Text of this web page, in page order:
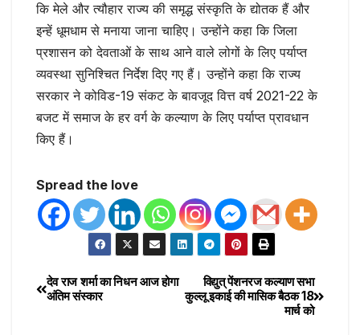
कि मेले और त्यौहार राज्य की समृद्ध संस्कृति के द्योतक हैं और
इन्हें धूमधाम से मनाया जाना चाहिए। उन्होंने कहा कि जिला
प्रशासन को देवताओं के साथ आने वाले लोगों के लिए पर्याप्त
व्यवस्था सुनिश्चित निर्देश दिए गए हैं। उन्होंने कहा कि राज्य
सरकार ने कोविड-19 संकट के बावजूद वित्त वर्ष 2021-22 के
बजट में समाज के हर वर्ग के कल्याण के लिए पर्याप्त प्रावधान
किए हैं।
Spread the love
विद्युत् पेंशनरज कल्याण सभा
कुल्लू इकाई की मासिक बैठक 18
मार्च को
देव राज शर्मा का निधन आज होगा
अंतिम संस्कार